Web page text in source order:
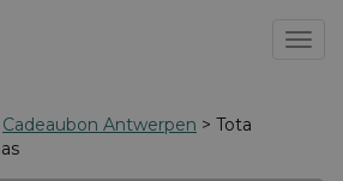
Cadeaubon Antwerpen > Tota